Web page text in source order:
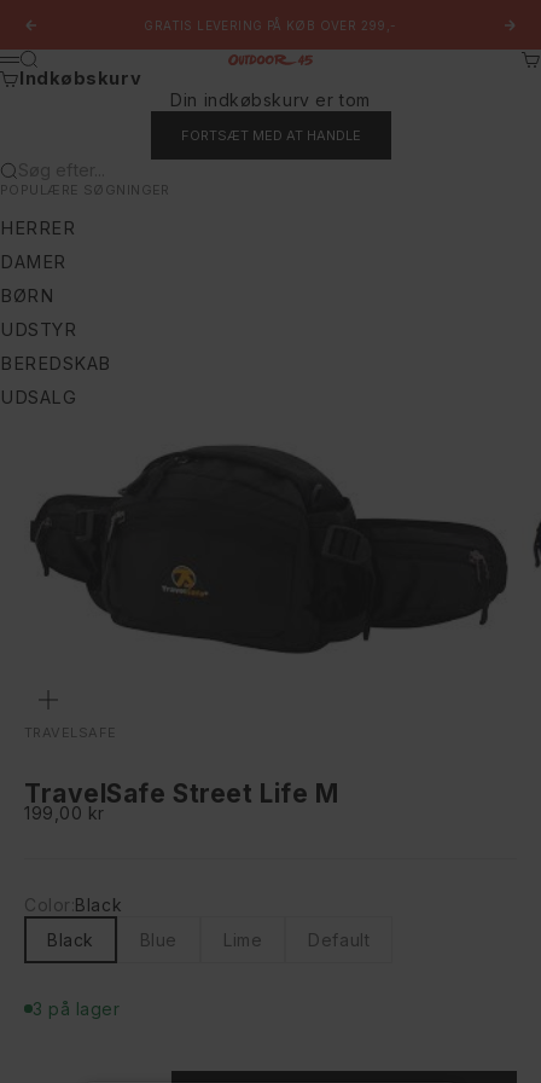
Forrige
GRATIS LEVERING PÅ KØB OVER 299,-
Outdoor 45
Menu
Søg
Indkøbskurv
Din indkøbskurv er tom
FORTSÆT MED AT HANDLE
Søg efter...
POPULÆRE SØGNINGER
HERRER
DAMER
BØRN
UDSTYR
BEREDSKAB
UDSALG
TRAVELSAFE
TravelSafe Street Life M
Salgspris
199,00 kr
Color: Black
Black
Blue Lime Default
3 på lager